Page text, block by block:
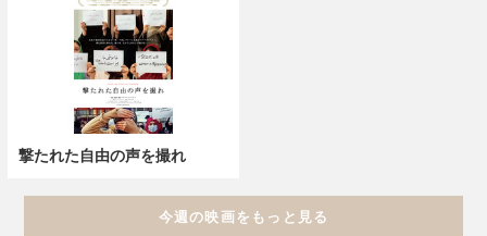
撃たれた自由の声を撮れ
今週の映画をもっと見る